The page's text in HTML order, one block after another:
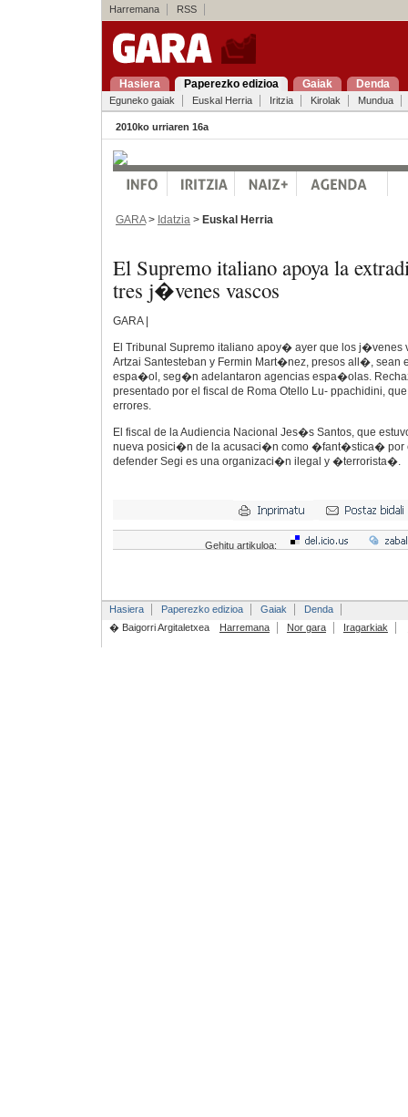
Harremana RSS
Hasiera Paperezko edizioa Gaiak Denda
Eguneko gaiak Euskal Herria Iritzia Kirolak Mundua
2010ko urriaren 16a
GARA> Idatzia > Euskal Herria
El Supremo italiano apoya la
tres j�venes vascos
GARA |
El Tribunal Supremo italiano apoy� ayer que los j�venes
Artzai Santesteban y Fermin Mart�nez, presos all�, sean
espa�ol, seg�n adelantaron agencias espa�olas.
presentado por el fiscal de Roma Otello Lu- ppachidini,
errores.
El fiscal de la Audiencia Nacional Jes�s Santos, que
nueva posici�n de la acusaci�n como �fant�stica� por
defender Segi es una organizaci�n ilegal y �terrorista�.
Gehitu artikuloa:
Hasiera Paperezko edizioa Gaiak
Denda
� Baigorri Argitaletxea
Harremana Nor gara Iragarkiak